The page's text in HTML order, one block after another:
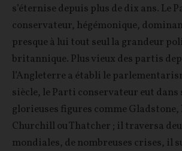
s’éternise depuis plus de dix ans. Le
conservateur, hégémonique,
presque à lui tout seul la grandeur
britannique. Plus vieux des partis
l’Angleterre a établi le
siècle, le Parti conservateur eut dans
glorieuses figures comme
Churchill ou Thatcher ; il traversa
mondiales, de nombreuses crises, il